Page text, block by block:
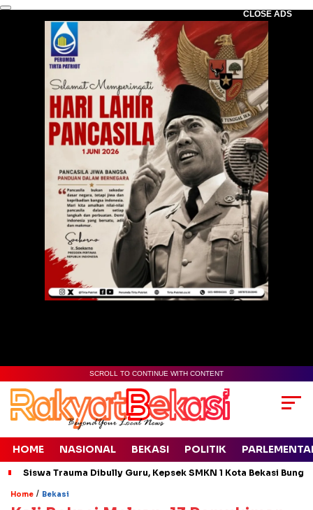
CLOSE ADS
SCROLL TO CONTINUE WITH CONTENT
HOME NASIONAL BEKASI POLITIK
Siswa Trauma Dibully Guru, Kepsek SMKN 1 Kota Bekasi
Home / Bekasi